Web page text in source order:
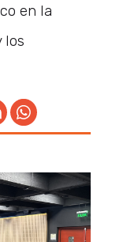
en la
los